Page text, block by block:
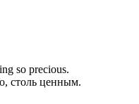
so precious.
столь ценным.